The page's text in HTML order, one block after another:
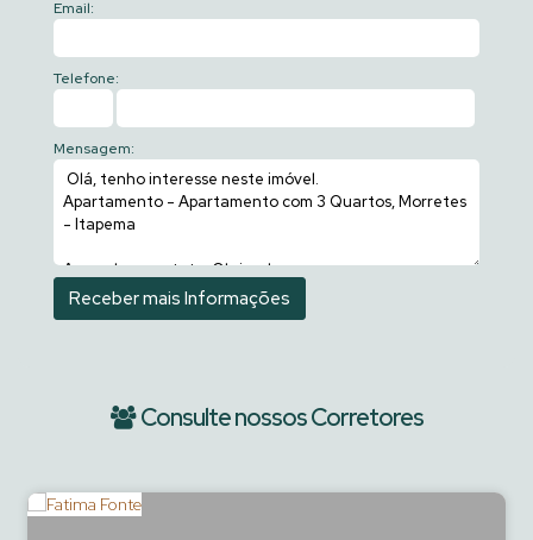
Email:
Telefone:
Mensagem:
Consulte nossos Corretores